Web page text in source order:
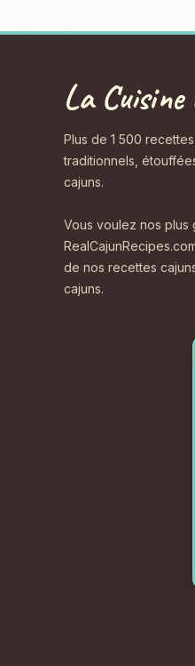
La
Plus de 1 500
traditionnels,
cajuns.
Vous voulez nos plus
de nos recettes
cajuns.